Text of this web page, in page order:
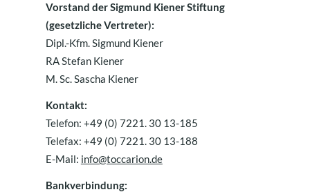
Vorstand der Sigmund Kiener Stiftung
(gesetzliche Vertreter):
Dipl.-Kfm. Sigmund Kiener
RA Stefan Kiener
M. Sc. Sascha Kiener
Kontakt:
Telefon: +49 (0) 7221. 30 13-185
Telefax: +49 (0) 7221. 30 13-188
E-Mail: info@toccarion.de
Bankverbindung: